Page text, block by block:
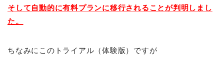
そして自動的に有料プランに移行されることが判明しまし
た。
ちなみにこのトライアル（体験版）ですが